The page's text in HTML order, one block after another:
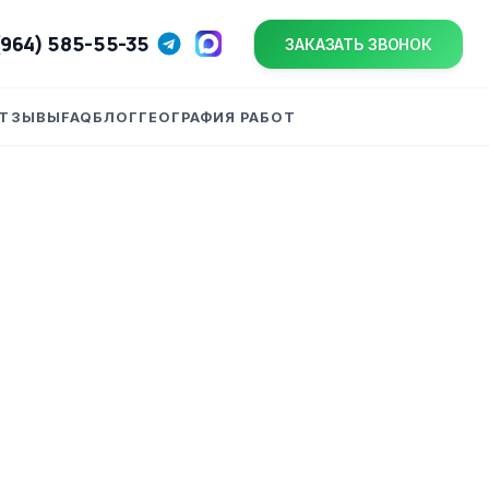
585-55-35 ЗАКАЗАТЬ ЗВОНОК
FAQ БЛОГ ГЕОГРАФИЯ РАБОТ